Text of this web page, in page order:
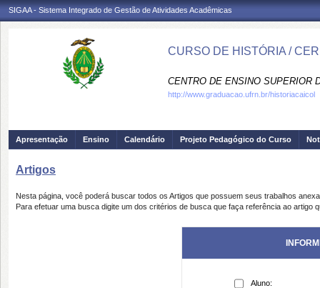
SIGAA - Sistema Integrado de Gestão de Atividades Acadêmicas
CURSO DE HISTÓRIA /
CENTRO DE ENSINO SUPERIOR
http://www.graduacao.ufrn.br/historiacaicol
Apresentação Ensino Calendário Projeto Pedagógico do Curso
Artigos
Nesta página, você poderá buscar todos os Artigos que possuem seus trabalhos
Para efetuar uma busca digite um dos critérios de busca que faça referência ao artigo
Aluno: